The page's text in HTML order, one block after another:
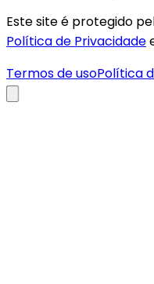
Este site é protegido
Política de Privacidade
Termos de usoPolítica